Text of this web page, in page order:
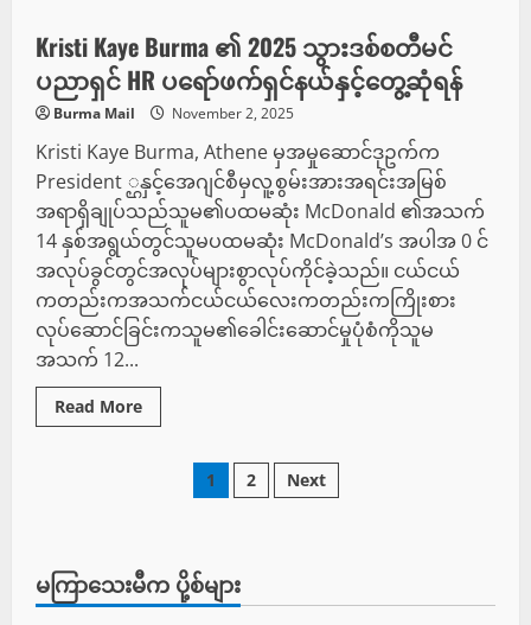
မြန်မာ
အလုပ်သမား
1,400+
မြန်မာ
အလုပ်သမား
များသည်
ခြင်း
နှင့်
ခြိမ်းခြောက်
ခံ
ရ
သည်
ဟု
စွပ်စွဲ
ရ
သည်။
ပါ
ပါ။
COS
။
Kristi Kaye Burma ၏ 2025 သွားဒစ်စတီမင်
ပညာရှင် HR ပရော်ဖက်ရှင်နယ်နှင့်တွေ့ဆုံရန်
Burma Mail November 2, 2025
Kristi Kaye Burma, Athene မှအမှုဆောင်ဒုဥက်က
President ္ဌနှင့်အေဂျင်စီမှလူ့စွမ်းအားအရင်းအမြစ်
အရာရှိချုပ်သည်သူမ၏ပထမဆုံး McDonald ၏အသက်
14 နှစ်အရွယ်တွင်သူမပထမဆုံး McDonald’s အပါအ 0 င်
အလုပ်ခွင်တွင်အလုပ်များစွာလုပ်ကိုင်ခဲ့သည်။ ငယ်ငယ်
ကတည်းကအသက်ငယ်ငယ်လေးကတည်းကကြိုးစား
လုပ်ဆောင်ခြင်းကသူမ၏ခေါင်းဆောင်မှုပုံစံကိုသူမ
အသက် 12...
Read MoreRead
more
စ်
စ
တီ
Posts
1 2 Next
မကြာသေးမီက ပို့စ်များ